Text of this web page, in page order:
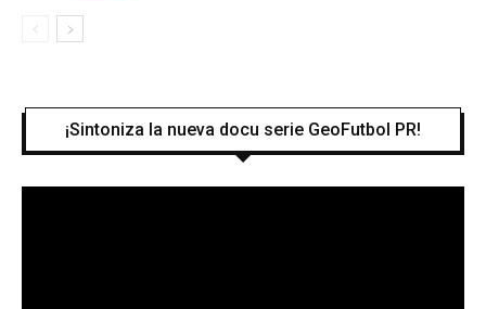
¡Sintoniza la nueva docu serie GeoFutbol PR!